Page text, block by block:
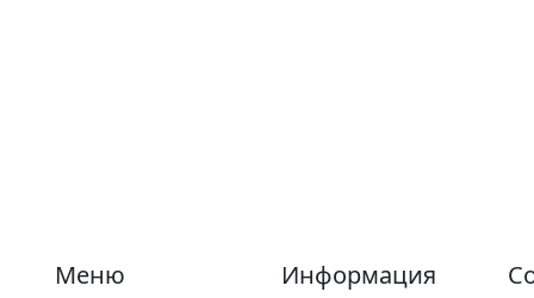
Меню Информация